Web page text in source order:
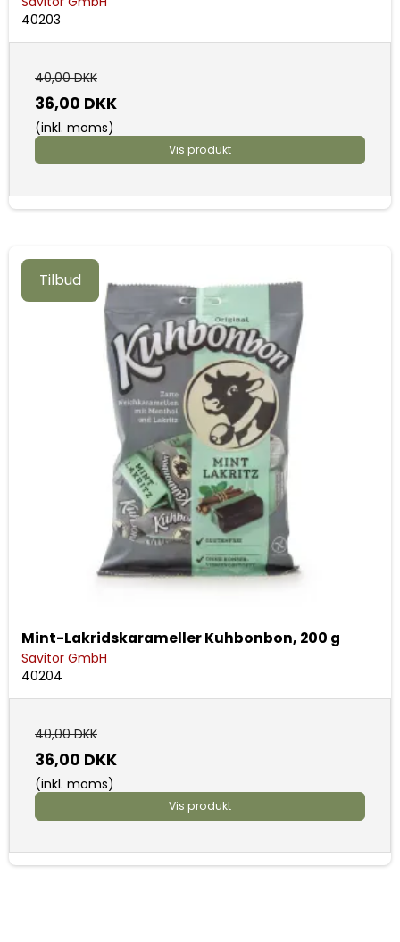
40203
40,00 DKK
36,00 DKK
(inkl. moms)
Vis produkt
Tilbud
Mint-Lakridskarameller Kuhbonbon, 200 g
Savitor GmbH
40204
40,00 DKK
36,00 DKK
(inkl. moms)
Vis produkt